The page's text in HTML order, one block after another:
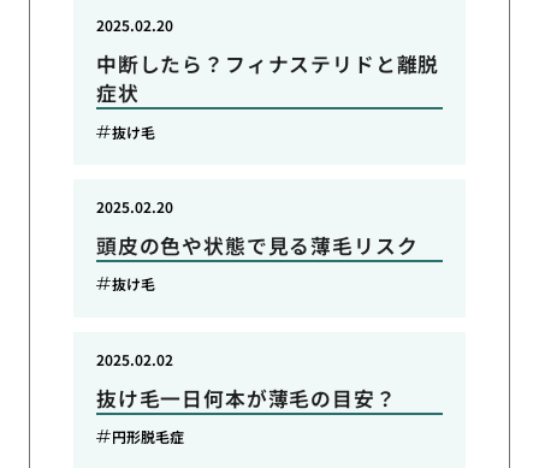
中断したら？フィナステリドと離脱
症状
2025.02.20
抜け毛
頭皮の色や状態で見る薄毛リスク
2025.02.20
抜け毛
抜け毛一日何本が薄毛の目安？
2025.02.02
円形脱毛症